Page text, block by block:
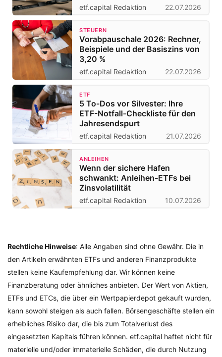
etf.capital Redaktion 22.07.2026
STEUERN
Vorabpauschale 2026: Rechner,
Beispiele und der Basiszins von
3,20 %
etf.capital Redaktion 22.07.2026
ETF
5 To-Dos vor Silvester: Ihre
ETF-Notfall-Checkliste für den
Jahresendspurt
etf.capital Redaktion 21.07.2026
ANLEIHEN
Wenn der sichere Hafen
schwankt: Anleihen-ETFs bei
Zinsvolatilität
etf.capital Redaktion 10.07.2026
Rechtliche Hinweise: Alle Angaben sind ohne Gewähr. Die in
den Artikeln erwähnten ETFs und anderen Finanzprodukte
stellen keine Kaufempfehlung dar. Wir können keine
Finanzberatung oder ähnliches anbieten. Der Wert von Aktien,
ETFs und ETCs, die über ein Wertpapierdepot gekauft wurden,
kann sowohl steigen als auch fallen. Börsengeschäfte stellen ein
erhebliches Risiko dar, die bis zum Totalverlust des
eingesetzten Kapitals führen können. etf.capital haftet nicht für
materielle und/oder immaterielle Schäden, die durch Nutzung